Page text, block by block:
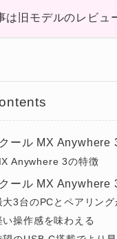
は旧モデルのレビュ
ール MX Anywhere
Anywhere 3の特徴
ール MX Anywhere
大3台のPCとペアリング
い操作感を味わえる